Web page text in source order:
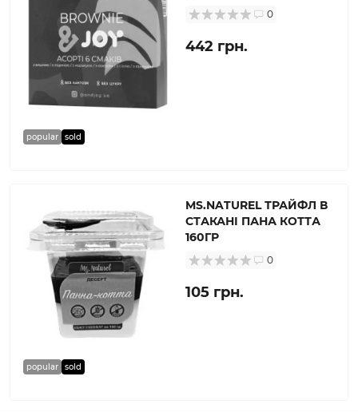
popular sold
0
442 грн.
popular sold
MS.NATUREL ТРАЙФЛ В
СТАКАНІ ПАНА КОТТА
160ГР
0
105 грн.